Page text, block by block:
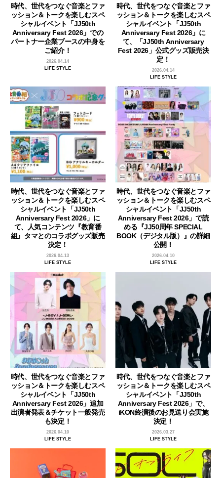
時代、世代をつなぐ音楽とファ
ッション＆トークを楽しむスペ
シャルイベント「JJ50th
Anniversary Fest 2026」での
パートナー企業ブースの中身を
ご紹介！
2026.04.14
LIFE STYLE
時代、世代をつなぐ音楽とファ
ッション＆トークを楽しむスペ
シャルイベント「JJ50th
Anniversary Fest 2026」に
て、「JJ50th Anniversary
Fest 2026」公式グッズ販売決
定！
2026.04.14
LIFE STYLE
時代、世代をつなぐ音楽とファ
ッション＆トークを楽しむスペ
シャルイベント「JJ50th
Anniversary Fest 2026」に
て、人気コンテンツ『教育番
組』タマとのコラボグッズ販売
決定！
2026.04.13
LIFE STYLE
時代、世代をつなぐ音楽とファ
ッション＆トークを楽しむスペ
シャルイベント「JJ50th
Anniversary Fest 2026」で読
める『JJ50周年 SPECIAL
BOOK（デジタル版）』の詳細
公開！
2026.04.10
LIFE STYLE
時代、世代をつなぐ音楽とファ
ッション＆トークを楽しむスペ
シャルイベント「JJ50th
Anniversary Fest 2026」追加
出演者発表＆チケット一般発売
も決定！
2026.04.10
LIFE STYLE
時代、世代をつなぐ音楽とファ
ッション＆トークを楽しむスペ
シャルイベント「JJ50th
Anniversary Fest 2026」で、
iKON終演後のお見送り会実施
決定！
2026.03.27
LIFE STYLE